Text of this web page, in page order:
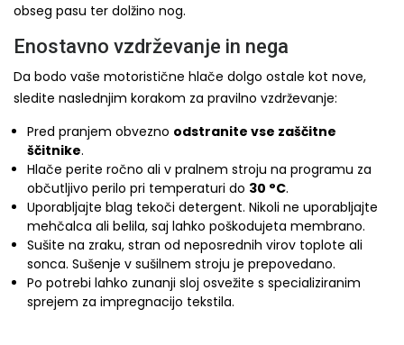
obseg pasu ter dolžino nog.
Enostavno vzdrževanje in nega
Da bodo vaše motoristične hlače dolgo ostale kot nove,
sledite naslednjim korakom za pravilno vzdrževanje:
Pred pranjem obvezno odstranite vse zaščitne
ščitnike.
Hlače perite ročno ali v pralnem stroju na programu za
občutljivo perilo pri temperaturi do 30 °C.
Uporabljajte blag tekoči detergent. Nikoli ne uporabljajte
mehčalca ali belila, saj lahko poškodujeta membrano.
Sušite na zraku, stran od neposrednih virov toplote ali
sonca. Sušenje v sušilnem stroju je prepovedano.
Po potrebi lahko zunanji sloj osvežite s specializiranim
sprejem za impregnacijo tekstila.